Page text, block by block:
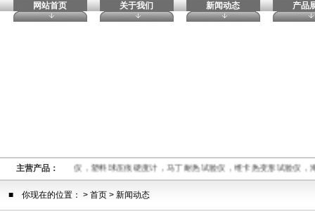
网站首页 关于我们 新闻动态 产品
主营产品：
数仪,电压击穿试验仪，塑料球压痕硬度计，马丁耐热试验仪，维卡热变形试验仪
■ 你现在的位置： > 首页 > 新闻动态